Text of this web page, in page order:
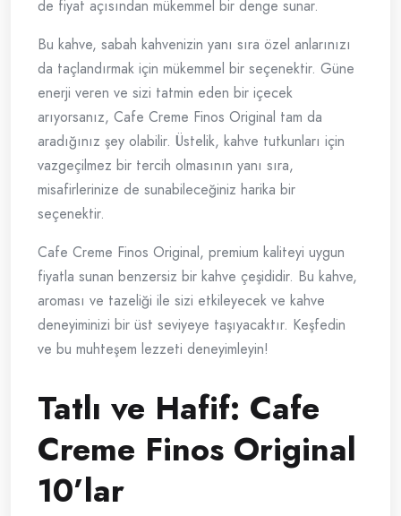
de fiyat açısından mükemmel bir denge sunar.
Bu kahve, sabah kahvenizin yanı sıra özel anlarınızı
da taçlandırmak için mükemmel bir seçenektir. Güne
enerji veren ve sizi tatmin eden bir içecek
arıyorsanız, Cafe Creme Finos Original tam da
aradığınız şey olabilir. Üstelik, kahve tutkunları için
vazgeçilmez bir tercih olmasının yanı sıra,
misafirlerinize de sunabileceğiniz harika bir
seçenektir.
Cafe Creme Finos Original, premium kaliteyi uygun
fiyatla sunan benzersiz bir kahve çeşididir. Bu kahve,
aroması ve tazeliği ile sizi etkileyecek ve kahve
deneyiminizi bir üst seviyeye taşıyacaktır. Keşfedin
ve bu muhteşem lezzeti deneyimleyin!
Tatlı ve Hafif: Cafe
Creme Finos Original
10’lar